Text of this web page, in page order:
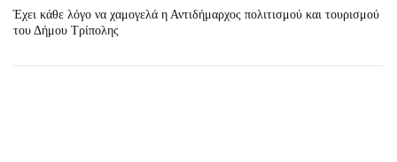
Έχει κάθε λόγο να χαμογελά η Αντιδήμαρχος πολιτισμού και τουρισμού
του Δήμου Τρίπολης